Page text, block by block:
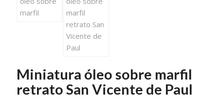
Miniatura óleo sobre marfil
retrato San Vicente de Paul